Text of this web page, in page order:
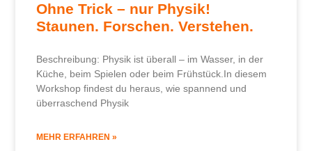
Ohne Trick – nur Physik!
Staunen. Forschen. Verstehen.
Beschreibung: Physik ist überall – im Wasser, in der
Küche, beim Spielen oder beim Frühstück.In diesem
Workshop findest du heraus, wie spannend und
überraschend Physik
MEHR ERFAHREN »